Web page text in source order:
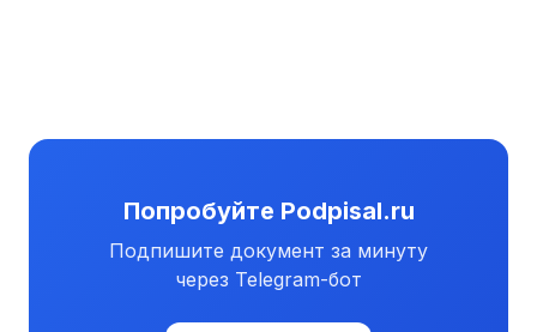
Попробуйте Podpisal.ru
Подпишите документ за минуту
через Telegram-бот